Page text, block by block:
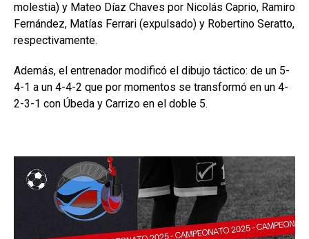
molestia) y Mateo Díaz Chaves por Nicolás Caprio, Ramiro
Fernández, Matías Ferrari (expulsado) y Robertino Seratto,
respectivamente.
Además, el entrenador modificó el dibujo táctico: de un 5-
4-1 a un 4-4-2 que por momentos se transformó en un 4-
2-3-1 con Úbeda y Carrizo en el doble 5.